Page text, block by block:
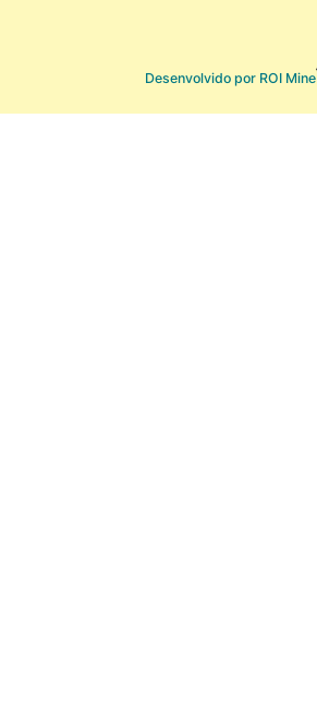
Desenvolvido por ROI Mine